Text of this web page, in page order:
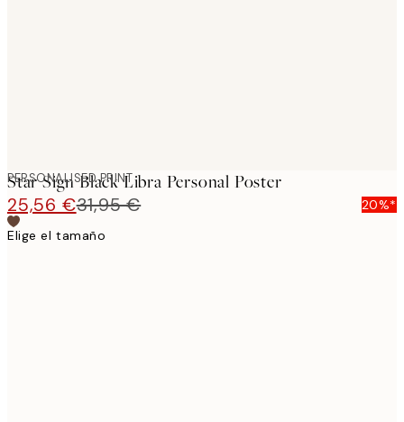
PERSONALISED PRINT
Star Sign Black Libra Personal Poster
25,56 €31,95 €
20%*
Elige el tamaño